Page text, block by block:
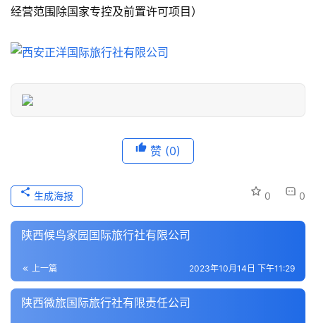
点
旅
信
息
化
导
游
经营范围除国家专控及前置许可项目）
赞 (0)
0 0
生成海报
陕西候鸟家园国际旅行社有限公司
上一篇 2023年10月14日 下午11:29
陕西微旅国际旅行社有限责任公司